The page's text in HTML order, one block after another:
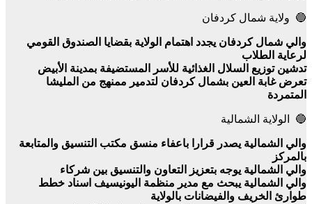
🔵 ولاية شمال كردفان
والي شمال كردفان يجدد اهتمام الولاية بقضايا الصندوق القومي
لرعاية الطلاب
تدشين توزيع السلال الغذائية للأسر المستضيفة بمدينة الأبيض
تعرض غابة العين بشمال كردفان لتدمير ممنهج من المليشا
المتمردة
🔵 الولاية الشمالية
والي الشمالية يصدر قرارا باعفاء منسق مكتب التنسيق والمتابعة
بالمركز
والي الشمالية يوجه بتعزيز التعاون والتنسيق بين شركاء
والي الشمالية يبحث مع مدير منظمة اليونيسيف اسناد خطط
طوارئ الخريف والفيضانات بالولاية